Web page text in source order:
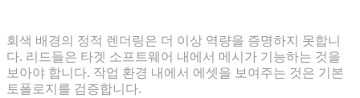
회색 배경의 정적 렌더링은 더 이상 역량을 증명하지 못합니
다. 리드들은 타겟 소프트웨어 내에서 메시가 기능하는 것을
보아야 합니다. 작업 환경 내에서 에셋을 보여주는 것은 기본
토폴로지를 검증합니다.